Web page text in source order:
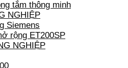
tắm thông minh
NGHIỆP
Siemens
rộng ET200SP
NGHIỆP